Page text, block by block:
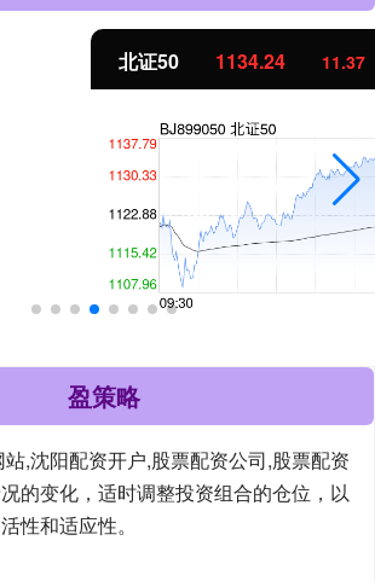
11.37 1.01%
盈策略
,沈阳配资开户,股票配资公司,股票配资
的变化，适时调整投资组合的仓位，以
性和适应性。